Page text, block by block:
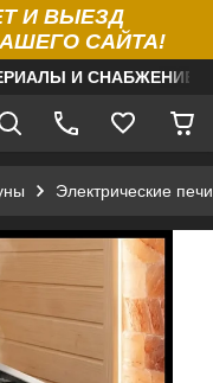
И ВЫЕЗД
САЙТА!
И
Электрические